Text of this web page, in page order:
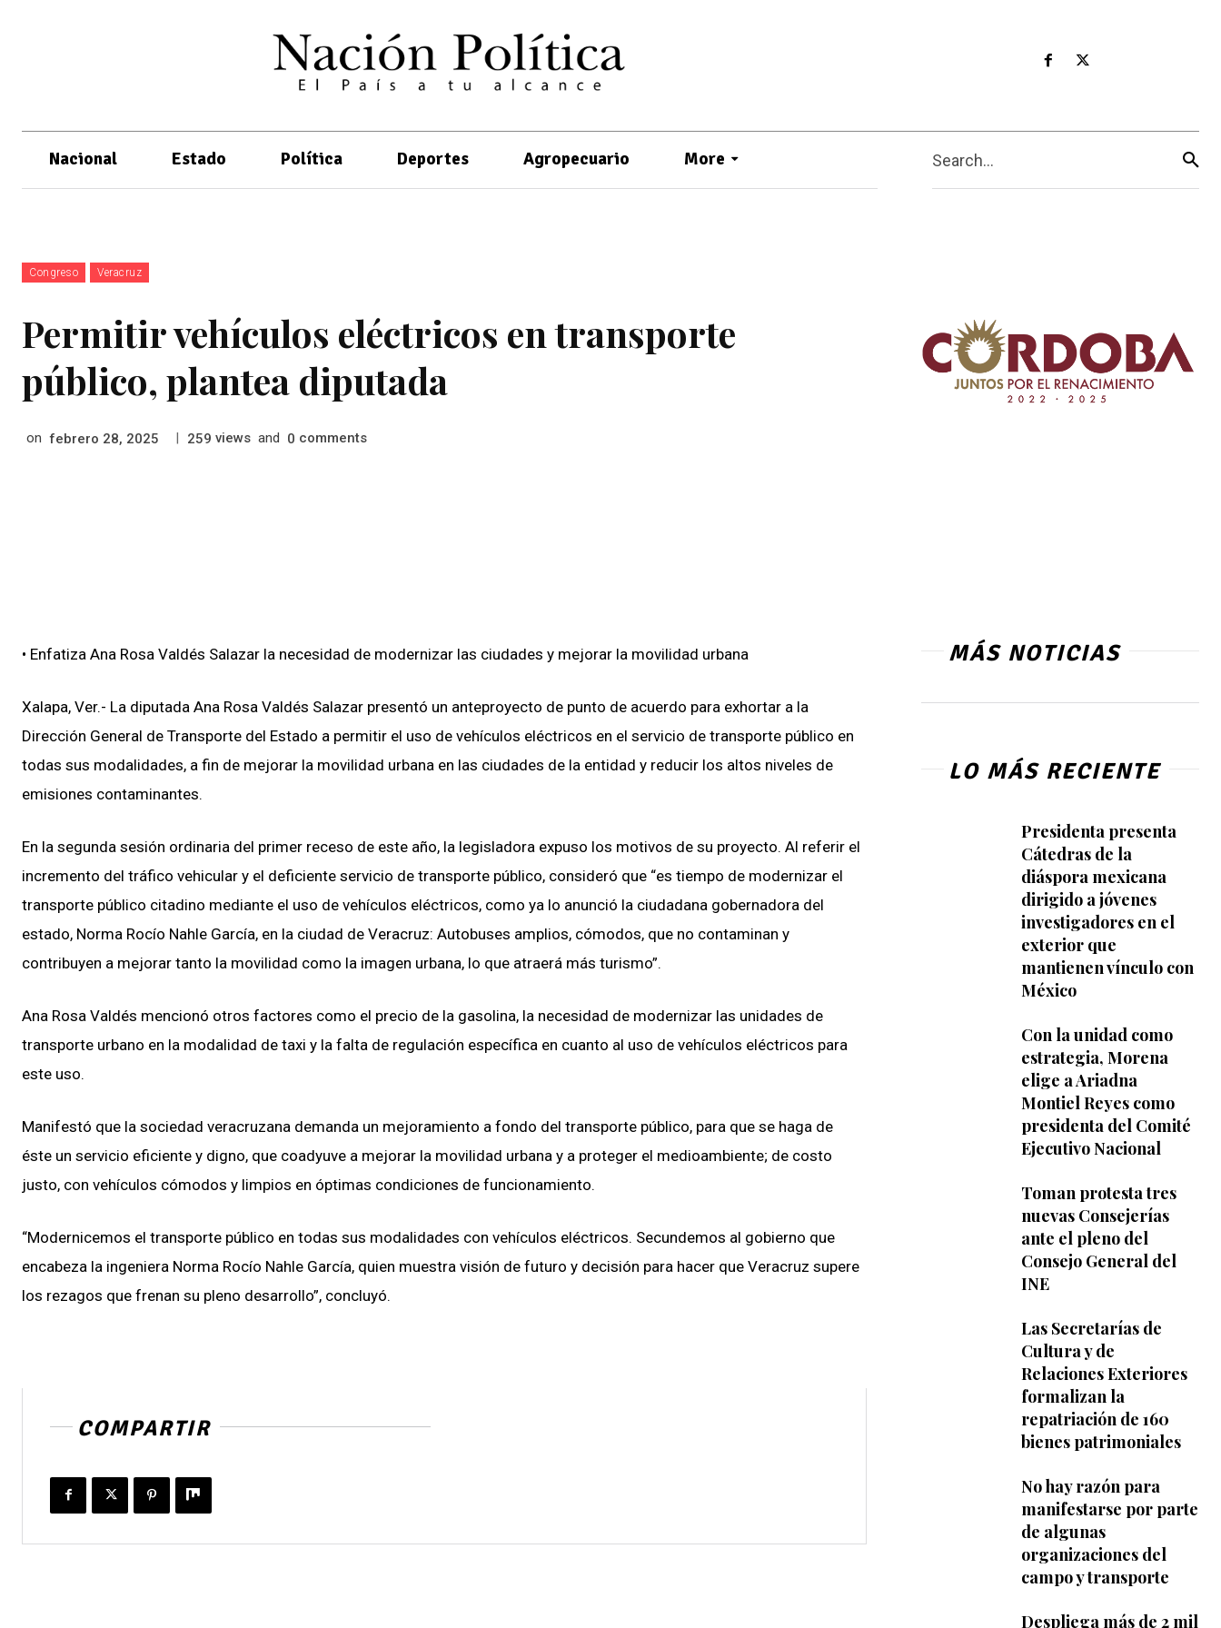
Nacional Estado Política Deportes Agropecuario More Search...
Congreso Veracruz
Permitir vehículos eléctricos en transporte
público, plantea diputada
on febrero 28, 2025 259 views and 0 comments
• Enfatiza Ana Rosa Valdés Salazar la necesidad de modernizar las ciudades y mejorar la movilidad urbana
Xalapa, Ver.- La diputada Ana Rosa Valdés Salazar presentó un anteproyecto de punto de acuerdo para exhortar a la
Dirección General de Transporte del Estado a permitir el uso de vehículos eléctricos en el servicio de transporte público en
todas sus modalidades, a fin de mejorar la movilidad urbana en las ciudades de la entidad y reducir los altos niveles de
emisiones contaminantes.
En la segunda sesión ordinaria del primer receso de este año, la legisladora expuso los motivos de su proyecto. Al referir el
incremento del tráfico vehicular y el deficiente servicio de transporte público, consideró que “es tiempo de modernizar el
transporte público citadino mediante el uso de vehículos eléctricos, como ya lo anunció la ciudadana gobernadora del
estado, Norma Rocío Nahle García, en la ciudad de Veracruz: Autobuses amplios, cómodos, que no contaminan y
contribuyen a mejorar tanto la movilidad como la imagen urbana, lo que atraerá más turismo”.
Ana Rosa Valdés mencionó otros factores como el precio de la gasolina, la necesidad de modernizar las unidades de
transporte urbano en la modalidad de taxi y la falta de regulación específica en cuanto al uso de vehículos eléctricos para
este uso.
Manifestó que la sociedad veracruzana demanda un mejoramiento a fondo del transporte público, para que se haga de
éste un servicio eficiente y digno, que coadyuve a mejorar la movilidad urbana y a proteger el medioambiente; de costo
justo, con vehículos cómodos y limpios en óptimas condiciones de funcionamiento.
“Modernicemos el transporte público en todas sus modalidades con vehículos eléctricos. Secundemos al gobierno que
encabeza la ingeniera Norma Rocío Nahle García, quien muestra visión de futuro y decisión para hacer que Veracruz supere
los rezagos que frenan su pleno desarrollo”, concluyó.
COMPARTIR
MÁS NOTICIAS
LO MÁS RECIENTE
Presidenta presenta
Cátedras de la
diáspora mexicana
dirigido a jóvenes
investigadores en el
exterior que
mantienen vínculo con
México
Con la unidad como
estrategia, Morena
elige a Ariadna
Montiel Reyes como
presidenta del Comité
Ejecutivo Nacional
Toman protesta tres
nuevas Consejerías
ante el pleno del
Consejo General del
INE
Las Secretarías de
Cultura y de
Relaciones Exteriores
formalizan la
repatriación de 160
bienes patrimoniales
No hay razón para
manifestarse por parte
de algunas
organizaciones del
campo y transporte
Despliega más de 2 mil